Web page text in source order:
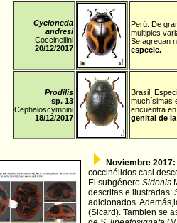
Cycloneda
andresi
Coccinellini
20/12/2017
Perú. De
multiples
Se agregan
especie.
Prodilis
sp. 13
Cephaloscymnini
18/12/2017
Brasil.
muchísimas
encuentra
genital de
Noviembre
coccinélidos casi
El subgénero Sidonis
descritas e ilustradas:
adicionados.
(Sicard). Tambien se